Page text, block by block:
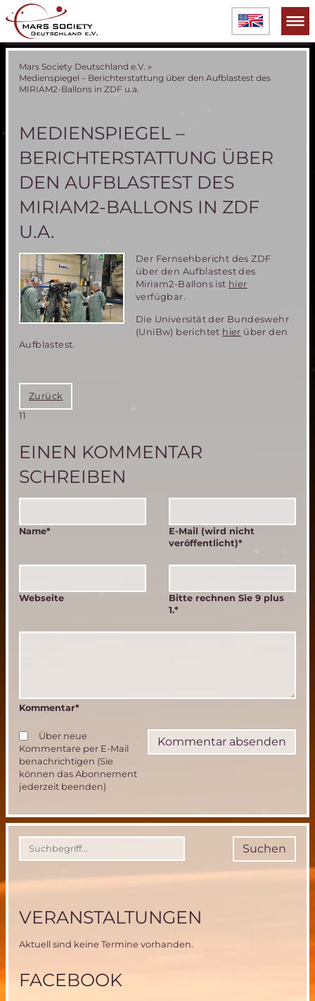
Mars Society Deutschland e.V. »
Medienspiegel – Berichterstattung über den Aufblastest des
MIRIAM2-Ballons in ZDF u.a.
MEDIENSPIEGEL –
BERICHTERSTATTUNG ÜBER
DEN AUFBLASTEST DES
MIRIAM2-BALLONS IN ZDF
U.A.
Der Fernsehbericht des ZDF
über den Aufblastest des
Miriam2-Ballons ist hier
verfügbar.
Die Universität der Bundeswehr
(UniBw) berichtet hier über den
Aufblastest.
Zurück
11
EINEN KOMMENTAR
SCHREIBEN
Pflichtfeld
Name* Pflichtfeld
E-Mail (wird nicht
veröffentlicht)*
Webseite
Bitte rechnen Sie 9 plus
1.*
Kommentar*
Über neue
Kommentare per E-Mail
benachrichtigen (Sie
können das Abonnement
jederzeit beenden)
Suchen
VERANSTALTUNGEN
Aktuell sind keine Termine vorhanden.
FACEBOOK